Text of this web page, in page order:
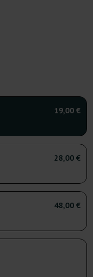
19,00 €
28,00 €
48,00 €